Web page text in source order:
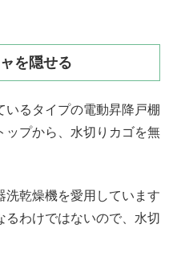
を隠せる
いるタイプの電動昇降戸棚
ップから、水切りカゴを無
洗乾燥機を愛用しています
るわけではないので、水切